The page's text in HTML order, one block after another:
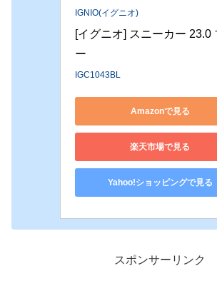
IGNIO(イグニオ)
[イグニオ] スニーカー 23.0
ー
IGC1043BL
Amazonで見る
楽天市場で見る
Yahoo!ショッピングで見る
スポンサーリンク